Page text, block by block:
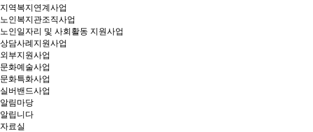
지역복지연계사업
노인복지관조직사업
노인일자리 및 사회활동 지원사업
상담사례지원사업
외부지원사업
문화예술사업
문화특화사업
실버밴드사업
알림마당
알립니다
자료실